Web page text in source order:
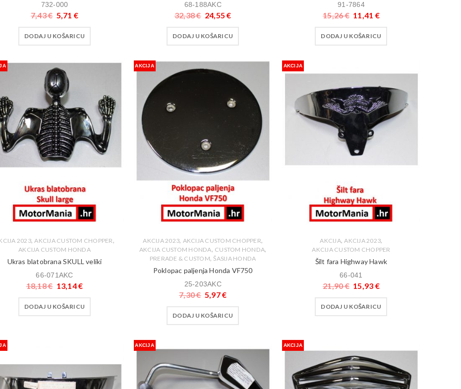
732-000
7,43€ 5,71 €
DODAJ U KOŠARICU
68-188AKC
32,38€ 24,55€
DODAJ U KOŠARICU
91-7864
15,26€ 11,41 €
DODAJ U KOŠARICU
2023, AKCIJA CUSTOM CHOPPER,
AKCIJA CUSTOM HONDA
Ukras blatobrana SKULL veliki
66-071AKC
18,18€ 13,14€
DODAJ U KOŠARICU
AKCIJA
AKCIJA 2023, AKCIJA CUSTOM CHOPPER,
AKCIJA CUSTOM HONDA, CUSTOM HONDA,
PRERADE & CUSTOM, ŠASIJA HONDA
Poklopac paljenja Honda VF750
25-203AKC
7,30€ 5,97€
DODAJ U KOŠARICU
AKCIJA
AKCIJA, AKCIJA 2023,
AKCIJA CUSTOM CHOPPER
Šilt fara Highway Hawk
66-041
21,90€ 15,93 €
DODAJ U KOŠARICU
AKCIJA AKCIJA